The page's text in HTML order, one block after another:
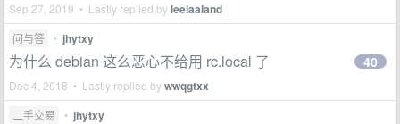
Sep 27, 2019 • Lastly replied byleelaaland
问与答 • jhytxy
为什么 debian 这么恶心不给用 rc.local 了
Dec 4, 2018 • Lastly replied bywwqgtxx
40
二手交易 • jhytxy